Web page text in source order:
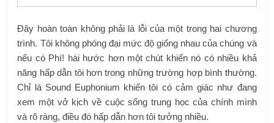
Đây hoàn toàn không phải là lỗi của một trong hai chương
trình. Tôi không phóng đại mức độ giống nhau của chúng và
nếu có Phí! hài hước hơn một chút khiến nó có nhiều khả
năng hấp dẫn tôi hơn trong những trường hợp bình thường.
Chỉ là Sound Euphonium khiến tôi có cảm giác như đang
xem một vở kịch về cuộc sống trung học của chính mình
và rõ ràng, điều đó hấp dẫn hơn tôi tưởng nhiều.